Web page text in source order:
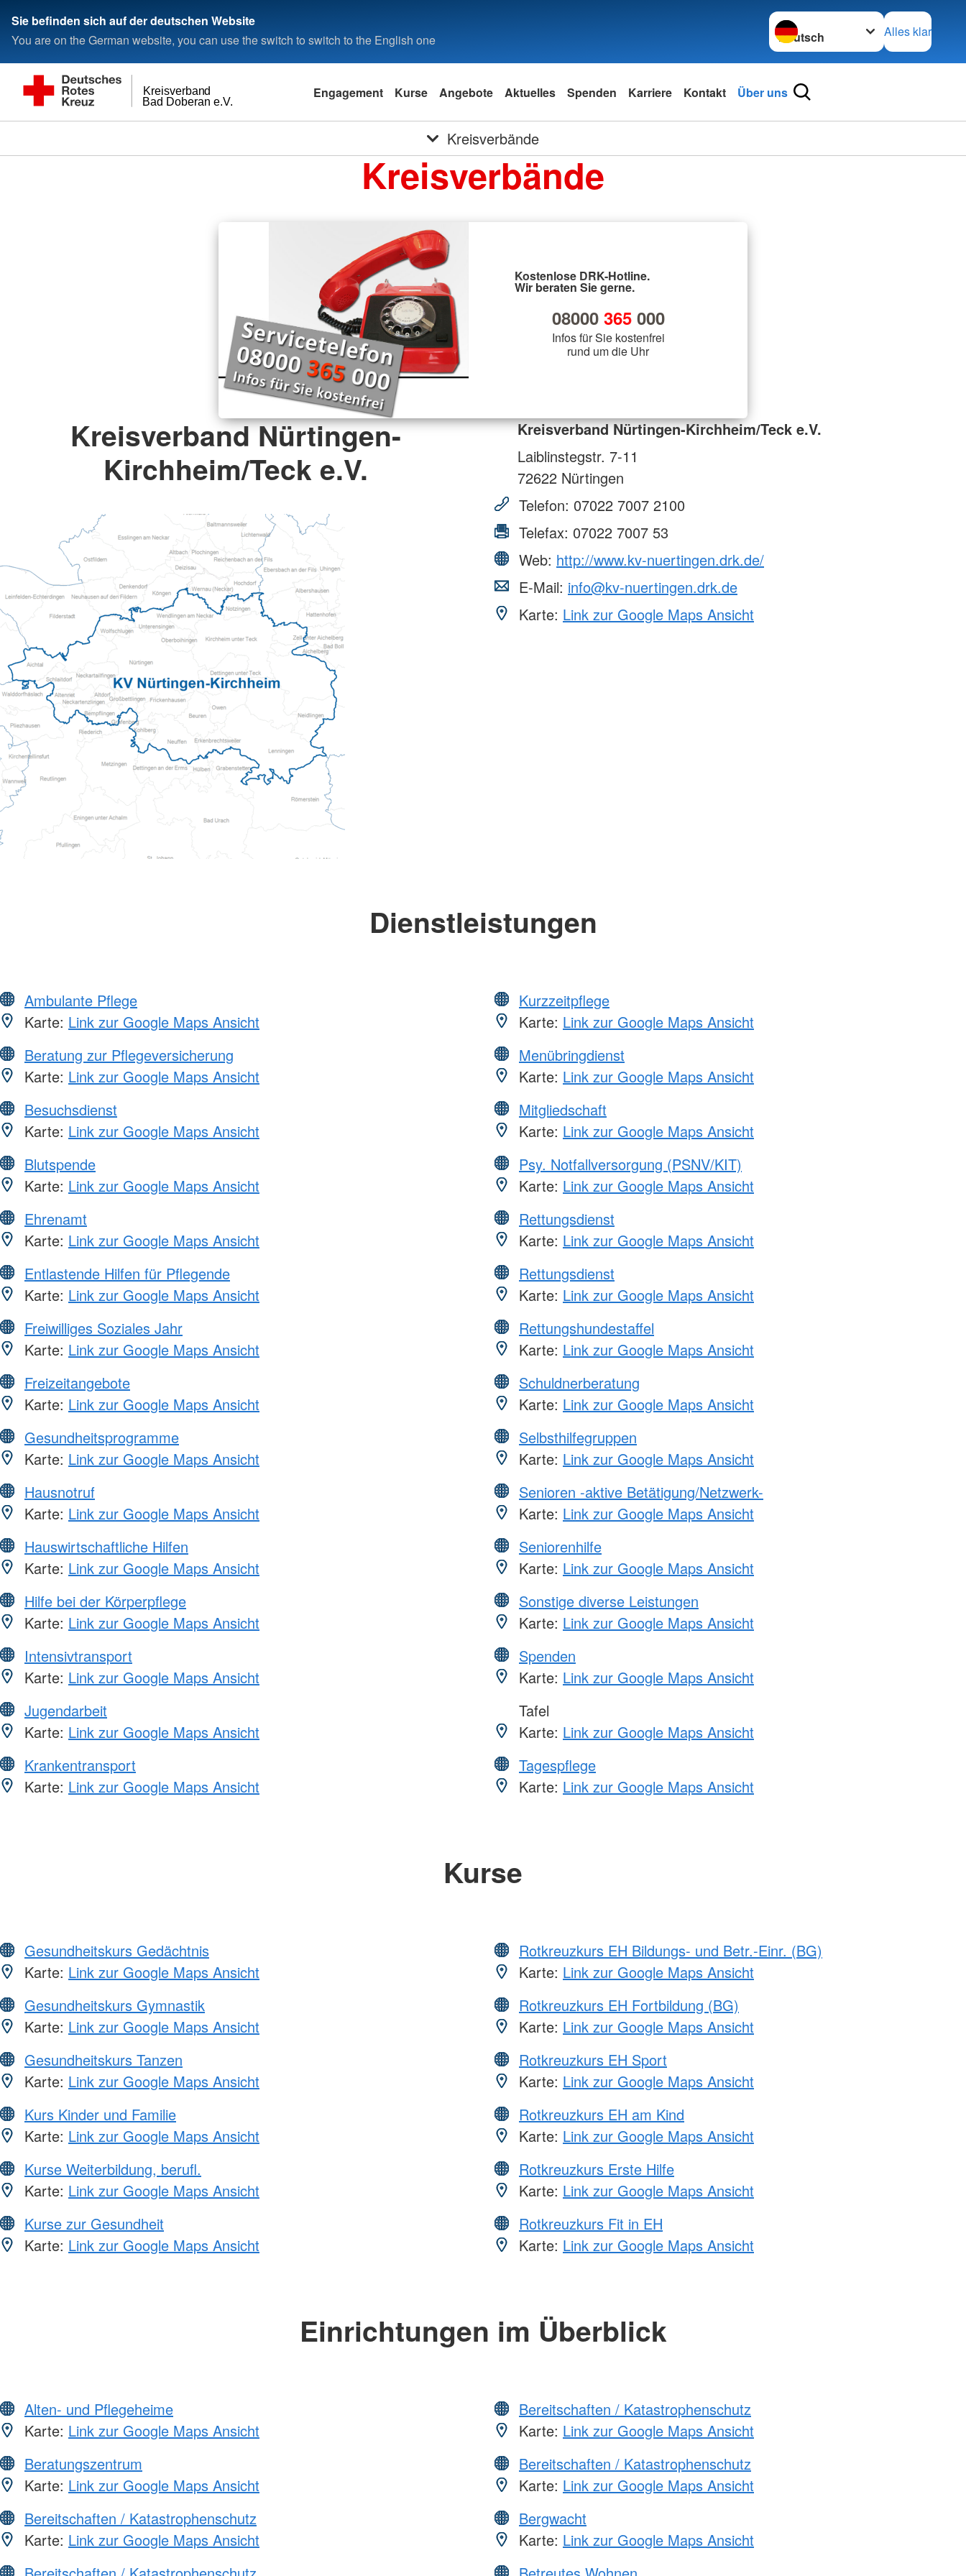
Sie befinden sich auf der deutschen Website
You are on the German website, you can use the switch to switch to the English one
Sprache wechseln zu
Alles klar
Bad Doberan e.V.
Kreisverband Engagement Kurse Angebote Aktuelles Spenden Karriere Kontakt Über uns
Kreisverbände
Kreisverbände
Kostenlose DRK-Hotline.
Wir beraten Sie gerne.
08000 365000
Infos für Sie kostenfrei
rund um die Uhr
Kreisverband Nürtingen-
Kirchheim/Teck e.V.
Kreisverband Nürtingen-Kirchheim/Teck e.V.
Laiblinstegstr. 7-11
72622 Nürtingen
Telefon: 07022 7007 2100
Telefax: 07022 7007 53
Web: http://www.kv-nuertingen.drk.de/
E-Mail: info@kv-nuertingen.drk.de
Karte: Link zur Google Maps Ansicht
Dienstleistungen
Ambulante Pflege
Karte: Link zur Google Maps Ansicht
Beratung zur Pflegeversicherung
Karte: Link zur Google Maps Ansicht
Besuchsdienst
Karte: Link zur Google Maps Ansicht
Blutspende
Karte: Link zur Google Maps Ansicht
Ehrenamt
Karte: Link zur Google Maps Ansicht
Entlastende Hilfen für Pflegende
Karte: Link zur Google Maps Ansicht
Freiwilliges Soziales Jahr
Karte: Link zur Google Maps Ansicht
Freizeitangebote
Karte: Link zur Google Maps Ansicht
Gesundheitsprogramme
Karte: Link zur Google Maps Ansicht
Hausnotruf
Karte: Link zur Google Maps Ansicht
Hauswirtschaftliche Hilfen
Karte: Link zur Google Maps Ansicht
Hilfe bei der Körperpflege
Karte: Link zur Google Maps Ansicht
Intensivtransport
Karte: Link zur Google Maps Ansicht
Jugendarbeit
Karte: Link zur Google Maps Ansicht
Krankentransport
Karte: Link zur Google Maps Ansicht
Kurzzeitpflege
Karte: Link zur Google Maps Ansicht
Menübringdienst
Karte: Link zur Google Maps Ansicht
Mitgliedschaft
Karte: Link zur Google Maps Ansicht
Psy. Notfallversorgung (PSNV/KIT)
Karte: Link zur Google Maps Ansicht
Rettungsdienst
Karte: Link zur Google Maps Ansicht
Rettungsdienst
Karte: Link zur Google Maps Ansicht
Rettungshundestaffel
Karte: Link zur Google Maps Ansicht
Schuldnerberatung
Karte: Link zur Google Maps Ansicht
Selbsthilfegruppen
Karte: Link zur Google Maps Ansicht
Senioren -aktive Betätigung/Netzwerk-
Karte: Link zur Google Maps Ansicht
Seniorenhilfe
Karte: Link zur Google Maps Ansicht
Sonstige diverse Leistungen
Karte: Link zur Google Maps Ansicht
Spenden
Karte: Link zur Google Maps Ansicht
Tafel
Karte: Link zur Google Maps Ansicht
Tagespflege
Karte: Link zur Google Maps Ansicht
Kurse
Gesundheitskurs Gedächtnis
Karte: Link zur Google Maps Ansicht
Gesundheitskurs Gymnastik
Karte: Link zur Google Maps Ansicht
Gesundheitskurs Tanzen
Karte: Link zur Google Maps Ansicht
Kurs Kinder und Familie
Karte: Link zur Google Maps Ansicht
Kurse Weiterbildung, berufl.
Karte: Link zur Google Maps Ansicht
Kurse zur Gesundheit
Karte: Link zur Google Maps Ansicht
Rotkreuzkurs EH Bildungs- und Betr.-Einr. (BG)
Karte: Link zur Google Maps Ansicht
Rotkreuzkurs EH Fortbildung (BG)
Karte: Link zur Google Maps Ansicht
Rotkreuzkurs EH Sport
Karte: Link zur Google Maps Ansicht
Rotkreuzkurs EH am Kind
Karte: Link zur Google Maps Ansicht
Rotkreuzkurs Erste Hilfe
Karte: Link zur Google Maps Ansicht
Rotkreuzkurs Fit in EH
Karte: Link zur Google Maps Ansicht
Einrichtungen im Überblick
Alten- und Pflegeheime
Karte: Link zur Google Maps Ansicht
Beratungszentrum
Karte: Link zur Google Maps Ansicht
Bereitschaften / Katastrophenschutz
Karte: Link zur Google Maps Ansicht
Bereitschaften / Katastrophenschutz
Karte: Link zur Google Maps Ansicht
Bereitschaften / Katastrophenschutz
Karte: Link zur Google Maps Ansicht
Bergwacht
Karte: Link zur Google Maps Ansicht